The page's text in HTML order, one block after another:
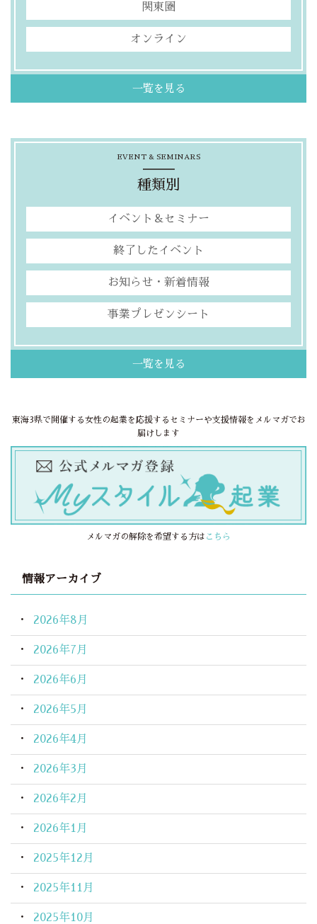
関東圏
オンライン
一覧を見る
EVENT & SEMINARS
種類別
イベント＆セミナー
終了したイベント
お知らせ・新着情報
事業プレゼンシート
一覧を見る
東海3県で開催する女性の起業を応援するセミナーや支援情報をメルマガでお
届けします
メルマガの解除を希望する方は こちら
情報アーカイブ
2026年8月
2026年7月
2026年6月
2026年5月
2026年4月
2026年3月
2026年2月
2026年1月
2025年12月
2025年11月
2025年10月